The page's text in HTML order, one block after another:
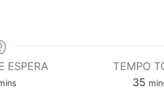
ESPERA
TEMPO
35